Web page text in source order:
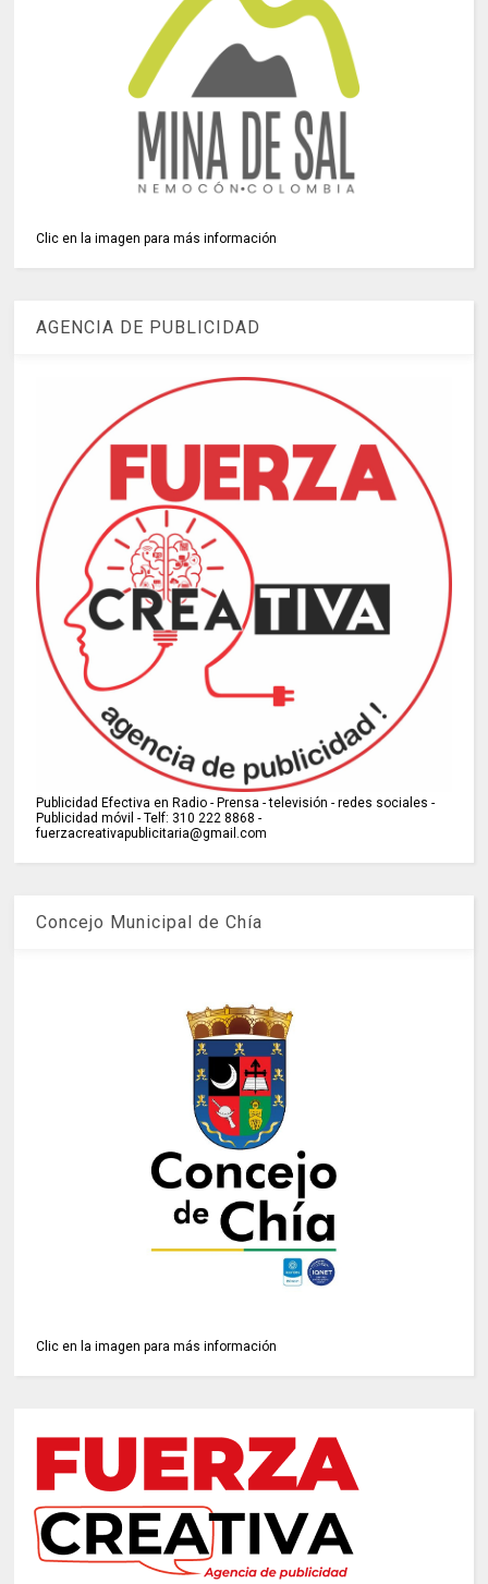
Clic en la imagen para más información
AGENCIA DE PUBLICIDAD
Publicidad Efectiva en Radio - Prensa - televisión - redes sociales -
Publicidad móvil - Telf: 310 222 8868 -
fuerzacreativapublicitaria@gmail.com
Concejo Municipal de Chía
Clic en la imagen para más información